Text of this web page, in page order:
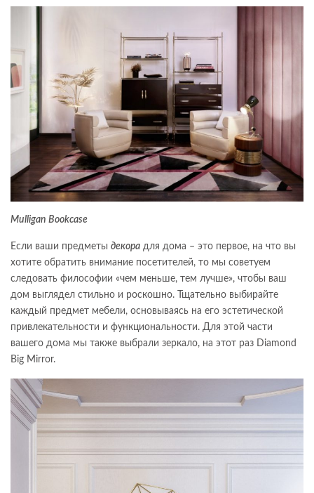
Mulligan Bookcase
Если ваши предметы декора для дома – это первое, на что вы
хотите обратить внимание посетителей, то мы советуем
следовать философии «чем меньше, тем лучше», чтобы ваш
дом выглядел стильно и роскошно. Тщательно выбирайте
каждый предмет мебели, основываясь на его эстетической
привлекательности и функциональности. Для этой части
вашего дома мы также выбрали зеркало, на этот раз Diamond
Big Mirror.